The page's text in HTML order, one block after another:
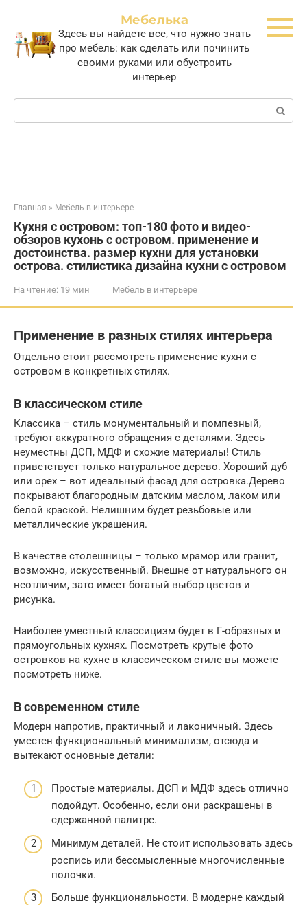
контенту
Мебелька
Здесь вы найдете все, что нужно знать
про мебель: как сделать или починить
своими руками или обустроить
интерьер
Поиск:
Главная » Мебель в интерьере
Кухня с островом: топ-180 фото и видео-
обзоров кухонь с островом. применение и
достоинства. размер кухни для установки
острова. стилистика дизайна кухни с островом
На чтение: 19 мин Мебель в интерьере
Применение в разных стилях интерьера
Отдельно стоит рассмотреть применение кухни с
островом в конкретных стилях.
В классическом стиле
Классика – стиль монументальный и помпезный,
требуют аккуратного обращения с деталями. Здесь
неуместны ДСП, МДФ и схожие материалы! Стиль
приветствует только натуральное дерево. Хороший дуб
или орех – вот идеальный фасад для островка.Дерево
покрывают благородным датским маслом, лаком или
белой краской. Нелишним будет резьбовые или
металлические украшения.
В качестве столешницы – только мрамор или гранит,
возможно, искусственный. Внешне от натурального он
неотличим, зато имеет богатый выбор цветов и
рисунка.
Наиболее уместный классицизм будет в Г-образных и
прямоугольных кухнях. Посмотреть крутые фото
островков на кухне в классическом стиле вы можете
посмотреть ниже.
В современном стиле
Модерн напротив, практичный и лаконичный. Здесь
уместен функциональный минимализм, отсюда и
вытекают основные детали:
Простые материалы. ДСП и МДФ здесь отлично
подойдут. Особенно, если они раскрашены в
сдержанной палитре.
Минимум деталей. Не стоит использовать здесь
роспись или бессмысленные многочисленные
полочки.
Больше функциональности. В модерне каждый